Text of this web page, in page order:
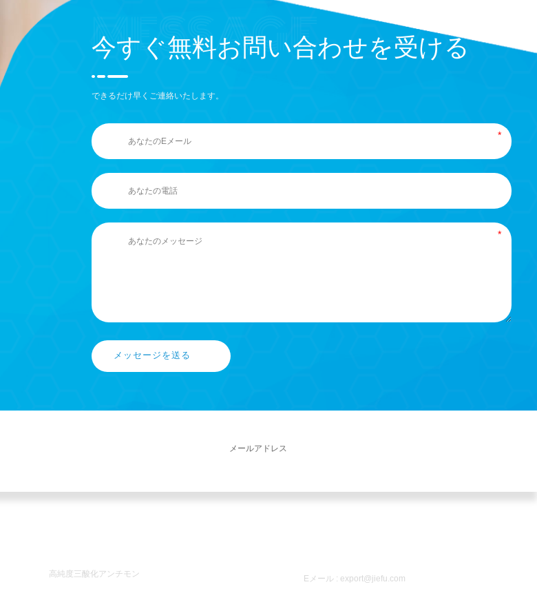
今すぐ無料お問い合わせを受ける
できるだけ早くご連絡いたします。
メッセージを送る
高純度三酸化アンチモン Eメール : export@jiefu.com